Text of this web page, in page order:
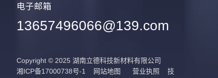
电子邮箱
13657496066@139.com
Copyright © 2025 湖南立德科技新材料有限公司
湘ICP备17000738号-1
网站地图 营业执照 技